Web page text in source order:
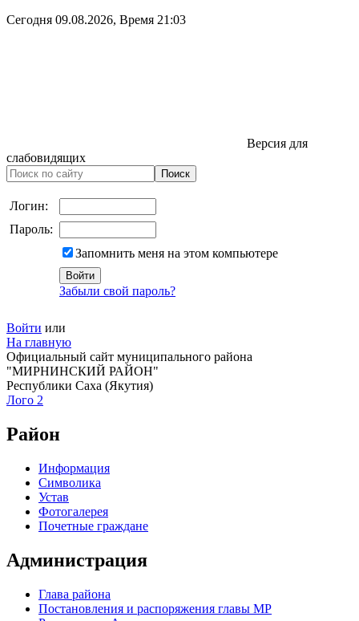
Сегодня 09.08.2026, Время 21:03
Версия для
слабовидящих
Логин:
Пароль:
Запомнить меня на этом компьютере
Забыли свой пароль?
Войти или
На главную
Официальный сайт муниципального района
"МИРНИНСКИЙ РАЙОН"
Республики Саха (Якутия)
Лого 2
Район
Информация
Символика
Устав
Фотогалерея
Почетные граждане
Администрация
Глава района
Постановления и распоряжения главы МР